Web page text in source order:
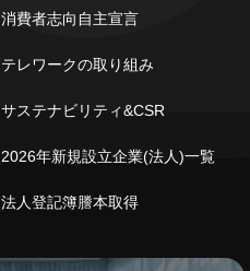
消費者志向自主宣言
テレワークの取り組み
サステナビリティ&CSR
2026年新規設立企業(法人)一覧
法人登記簿謄本取得